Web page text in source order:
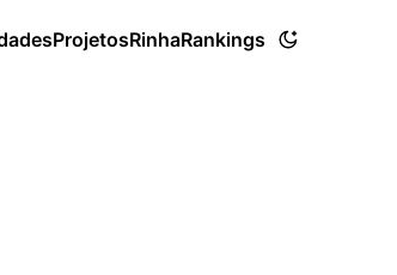
ProjetosRinhaRankings